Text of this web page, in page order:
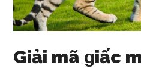
Giải mã ɡiấc